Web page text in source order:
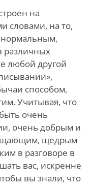
на
словами, на то,
нормальным,
различных
любой другой
способом,
Учитывая, что
очень
очень добрым и
щедрым
в разговоре в
вас, искренне
вы знали, что